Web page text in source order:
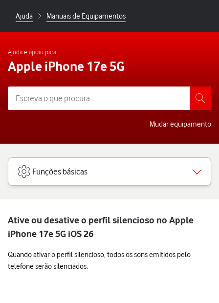
Ajuda Manuais de Equipamentos
Ajuda e apoio para
Apple iPhone 17e 5G
Mudar equipamento
Funções básicas
Ative ou desative o perfil silencioso no Apple
iPhone 17e 5G iOS 26
Quando ativar o perfil silencioso, todos os sons emitidos pelo
telefone serão silenciados.